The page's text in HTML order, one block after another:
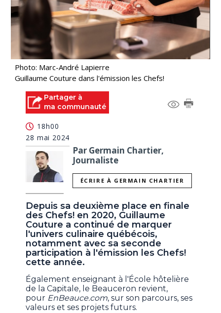
Photo: Marc-André Lapierre
Guillaume Couture dans l'émission les Chefs!
Partager à
ma communauté
18h00
28 mai 2024
Par Germain Chartier,
Journaliste
ÉCRIRE À GERMAIN CHARTIER
Depuis sa deuxième place en finale
des Chefs! en 2020, Guillaume
Couture a continué de marquer
l'univers culinaire québécois,
notamment avec sa seconde
participation à l'émission les Chefs!
cette année.
Également enseignant à l'École hôtelière
de la Capitale, le Beauceron revient,
pour EnBeauce.com, sur son parcours, ses
valeurs et ses projets futurs.